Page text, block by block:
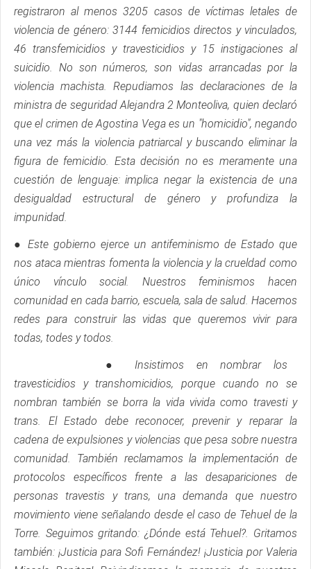
registraron al menos 3205 casos de víctimas letales de
violencia de género: 3144 femicidios directos y vinculados,
46 transfemicidios y travesticidios y 15 instigaciones al
suicidio. No son números, son vidas arrancadas por la
violencia machista. Repudiamos las declaraciones de la
ministra de seguridad Alejandra 2 Monteoliva, quien declaró
que el crimen de Agostina Vega es un "homicidio", negando
una vez más la violencia patriarcal y buscando eliminar la
figura de femicidio. Esta decisión no es meramente una
cuestión de lenguaje: implica negar la existencia de una
desigualdad estructural de género y profundiza la
impunidad.
● Este gobierno ejerce un antifeminismo de Estado que
nos ataca mientras fomenta la violencia y la crueldad como
único vínculo social. Nuestros feminismos hacen
comunidad en cada barrio, escuela, sala de salud. Hacemos
redes para construir las vidas que queremos vivir para
todas, todes y todos.
● Insistimos en nombrar los
travesticidios y transhomicidios, porque cuando no se
nombran también se borra la vida vivida como travesti y
trans. El Estado debe reconocer, prevenir y reparar la
cadena de expulsiones y violencias que pesa sobre nuestra
comunidad. También reclamamos la implementación de
protocolos específicos frente a las desapariciones de
personas travestis y trans, una demanda que nuestro
movimiento viene señalando desde el caso de Tehuel de la
Torre. Seguimos gritando: ¿Dónde está Tehuel?. Gritamos
también: ¡Justicia para Sofi Fernández! ¡Justicia por Valeria